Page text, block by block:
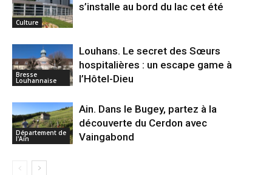
Culture
s’installe au bord du lac cet été
Bresse
Louhannaise
Louhans. Le secret des Sœurs
hospitalières : un escape game à
l’Hôtel-Dieu
Département de
l'Ain
Ain. Dans le Bugey, partez à la
découverte du Cerdon avec
Vaingabond